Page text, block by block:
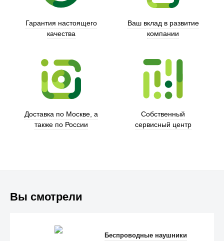
Гарантия настоящего
качества
Ваш вклад в развитие
компании
Доставка по Москве, а
также по России
Собственный
сервисный центр
Вы смотрели
Беспроводные наушники